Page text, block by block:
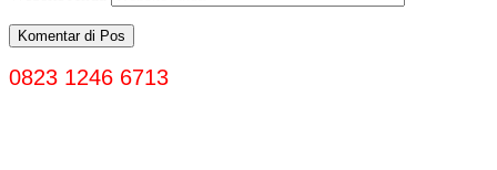
0823 1246 6713